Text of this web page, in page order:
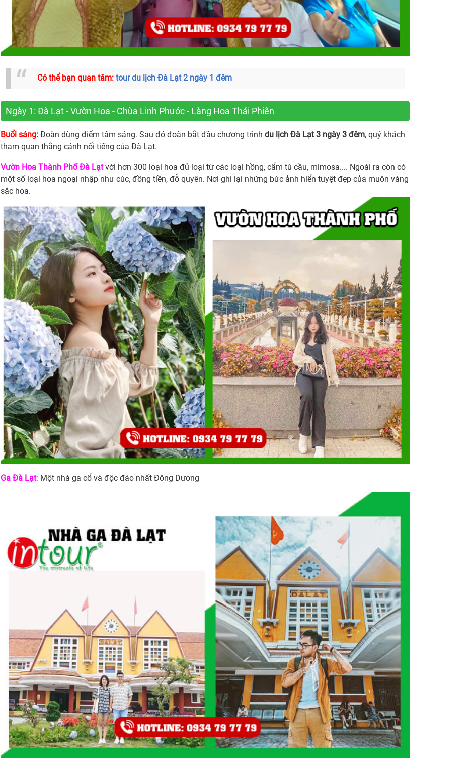
Có thể bạn quan tâm: tour du lịch Đà Lạt 2 ngày 1 đêm
Ngày 1: Đà Lạt - Vườn Hoa - Chùa Linh Phước - Làng Hoa Thái Phiên
Buổi sáng: Đoàn dùng điểm tâm sáng. Sau đó đoàn bắt đầu chương trình du lịch Đà Lạt 3 ngày 3 đêm, quý khách
tham quan thắng cảnh nổi tiếng của Đà Lạt.
Vườn Hoa Thành Phố Đà Lạtvới hơn 300 loại hoa đủ loại từ các loại hồng, cẩm tú cầu, mimosa.... Ngoài ra còn có
một số loại hoa ngoại nhập như cúc, đồng tiền, đỗ quyên. Nơi ghi lại những bức ảnh hiển tuyệt đẹp của muôn vàng
sắc hoa.
Ga Đà Lạt: Một nhà ga cổ và độc đáo nhất Đông Dương